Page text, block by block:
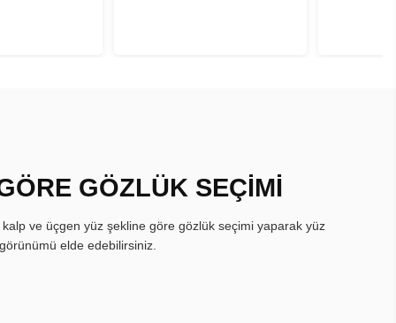
GÖZLÜK SEÇİMİ
ve üçgen yüz şekline göre gözlük seçimi yaparak yüz
elde edebilirsiniz.